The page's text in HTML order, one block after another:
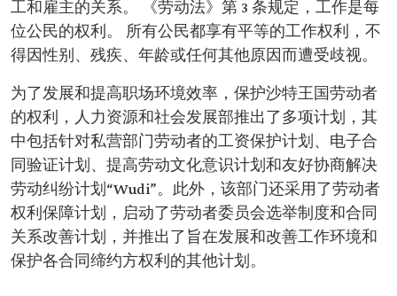
工和雇主的关系。 《劳动法》第 3 条规定，工作是每
位公民的权利。 所有公民都享有平等的工作权利，不
得因性别、残疾、年龄或任何其他原因而遭受歧视。
为了发展和提高职场环境效率，保护沙特王国劳动者
的权利，人力资源和社会发展部推出了多项计划，其
中包括针对私营部门劳动者的工资保护计划、电子合
同验证计划、提高劳动文化意识计划和友好协商解决
劳动纠纷计划“Wudi”。此外，该部门还采用了劳动者
权利保障计划，启动了劳动者委员会选举制度和合同
关系改善计划，并推出了旨在发展和改善工作环境和
保护各合同缔约方权利的其他计划。